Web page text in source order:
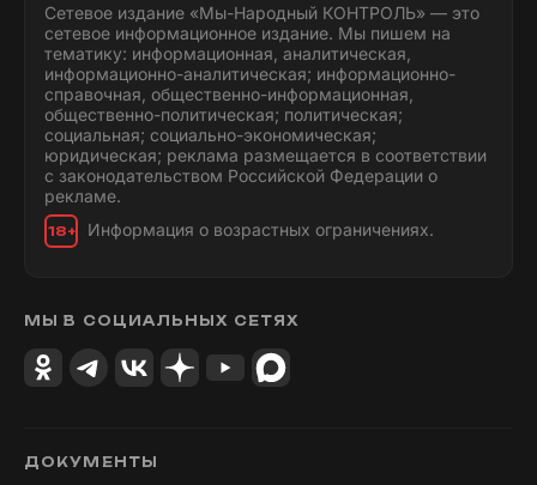
Сетевое издание «Мы-Народный КОНТРОЛЬ» — это
сетевое информационное издание. Мы пишем на
тематику: информационная, аналитическая,
информационно-аналитическая; информационно-
справочная, общественно-информационная,
общественно-политическая; политическая;
социальная; социально-экономическая;
юридическая; реклама размещается в соответствии
с законодательством Российской Федерации о
рекламе.
18+ Информация о возрастных ограничениях.
МЫ В СОЦИАЛЬНЫХ СЕТЯХ
ДОКУМЕНТЫ